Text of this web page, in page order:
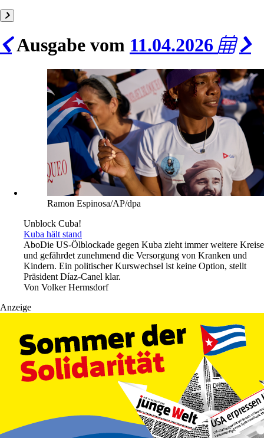
Ausgabe vom 11.04.2026
Ramon Espinosa/AP/dpa
Unblock Cuba!
Kuba hält stand
AboDie US-Ölblockade gegen Kuba zieht immer weitere Kreise
und gefährdet zunehmend die Versorgung von Kranken und
Kindern. Ein politischer Kurswechsel ist keine Option, stellt
Präsident Díaz-Canel klar.
Von Volker Hermsdorf
Anzeige